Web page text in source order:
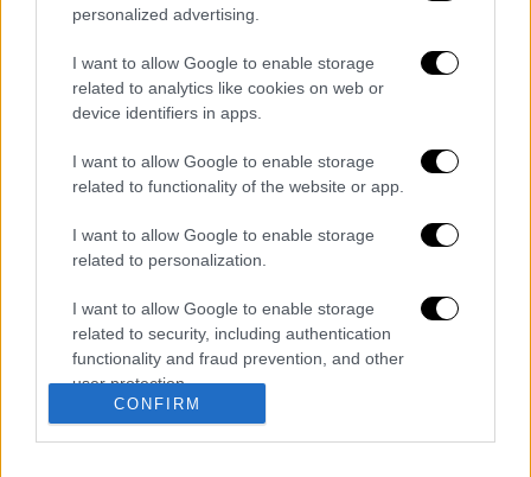
personalized advertising.
I want to allow Google to enable storage
related to analytics like cookies on web or
device identifiers in apps.
I want to allow Google to enable storage
related to functionality of the website or app.
I want to allow Google to enable storage
related to personalization.
I want to allow Google to enable storage
related to security, including authentication
functionality and fraud prevention, and other
user protection.
CONFIRM
video
Ξεφυλλίζοντας... τέσσερις ιστορίες για τη
γνώση, τη φύση και την τεχνολογία
Απίστευτη ιστορία στην Ελλάδα – Πώς μια
μπάλα ταξίδεψε στη θάλασσα 80 μίλια για